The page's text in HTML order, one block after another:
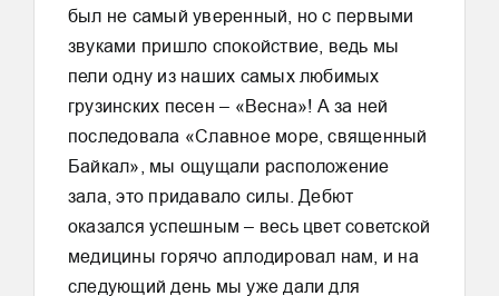
был не самый уверенный, но с первыми
звуками пришло спокойствие, ведь мы
пели одну из наших самых любимых
грузинских песен – «Весна»! А за ней
последовала «Славное море, священный
Байкал», мы ощущали расположение
зала, это придавало силы. Дебют
оказался успешным – весь цвет советской
медицины горячо аплодировал нам, и на
следующий день мы уже дали для